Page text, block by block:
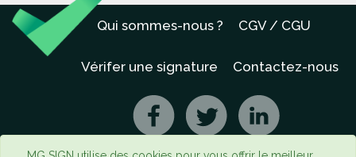
Qui sommes-nous ? CGV / CGU
Vérifer une signature Contactez-nous